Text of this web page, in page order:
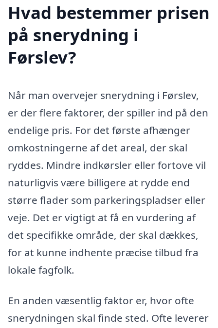
Hvad bestemmer prisen
på snerydning i
Førslev?
Når man overvejer snerydning i Førslev,
er der flere faktorer, der spiller ind på den
endelige pris. For det første afhænger
omkostningerne af det areal, der skal
ryddes. Mindre indkørsler eller fortove vil
naturligvis være billigere at rydde end
større flader som parkeringspladser eller
veje. Det er vigtigt at få en vurdering af
det specifikke område, der skal dækkes,
for at kunne indhente præcise tilbud fra
lokale fagfolk.
En anden væsentlig faktor er, hvor ofte
snerydningen skal finde sted. Ofte leverer